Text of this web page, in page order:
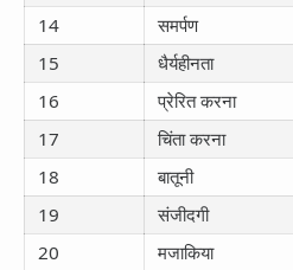
14
समर्पण
15
धैर्यहीनता
16
प्रेरित करना
17
चिंता करना
18
बातूनी
19
संजीदगी
20
मजाकिया